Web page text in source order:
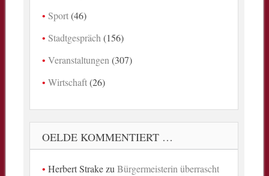
Sport(46)
Stadtgespräch (156)
Veranstaltungen (307)
Wirtschaft(26)
OELDE KOMMENTIERT …
Herbert StrakezuBürgermeisterin überrascht